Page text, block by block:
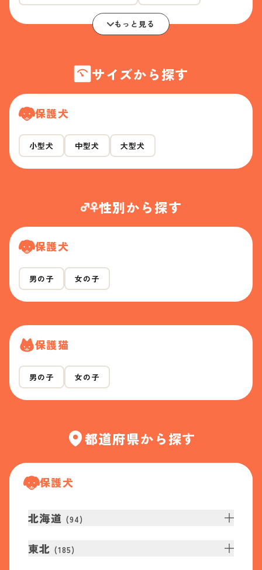
もっと見る
サイズから探す
保護犬
小型犬 中型犬 大型犬
性別から探す
保護犬
男の子 女の子
保護猫
男の子 女の子
都道府県から探す
保護犬
北海道 (94)
東北 (185)